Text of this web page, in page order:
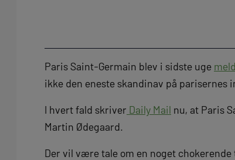
Paris Saint-Germain blev i sidste uge
ikke den eneste skandinav på parisernes
I hvert fald skriver Daily Mail nu, at Paris
Martin Ødegaard.
Der vil være tale om en noget